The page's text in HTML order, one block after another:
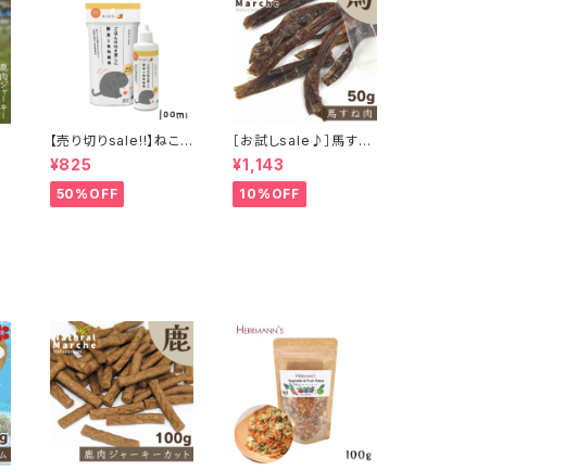
【売り切りsale!!】ねこ
おもい 猫 ご飯の吐き戻
しに 酵素と食物繊維 1
00ml
¥825
50%OFF
［お試しsale♪］馬すね
肉 50g
¥1,143
10%OFF